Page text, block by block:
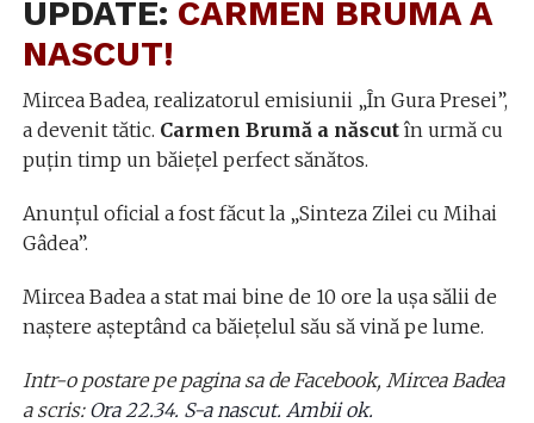
UPDATE: CARMEN BRUMA A
NASCUT!
Mircea Badea, realizatorul emisiunii „În Gura Presei”,
a devenit tătic. Carmen Brumă a născutîn urmă cu
puţin timp un băieţel perfect sănătos.
Anunţul oficial a fost făcut la „Sinteza Zilei cu Mihai
Gâdea”.
Mircea Badea a stat mai bine de 10 ore la uşa sălii de
naştere aşteptând ca băieţelul său să vină pe lume.
Intr-o postare pe pagina sa de Facebook, Mircea Badea
a scris: Ora 22.34. S-a nascut. Ambii ok.